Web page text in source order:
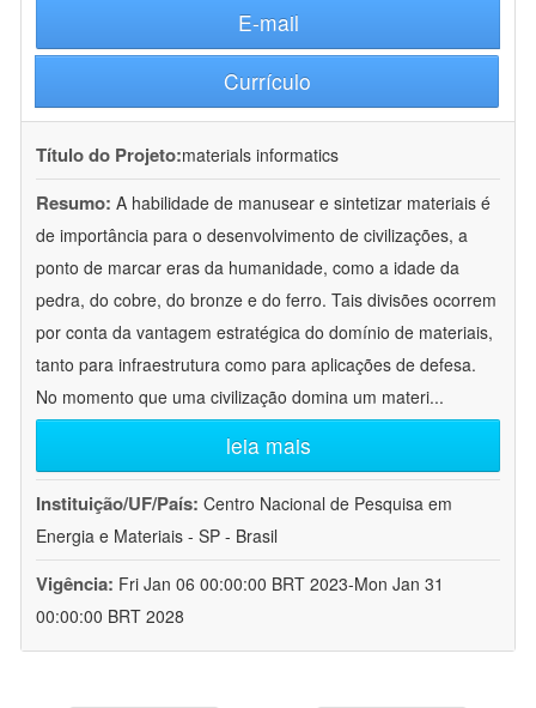
E-mail
Currículo
Título do Projeto:materials informatics
Resumo: A habilidade de manusear e sintetizar materiais é
de importância para o desenvolvimento de civilizações, a
ponto de marcar eras da humanidade, como a idade da
pedra, do cobre, do bronze e do ferro. Tais divisões ocorrem
por conta da vantagem estratégica do domínio de materiais,
tanto para infraestrutura como para aplicações de defesa.
No momento que uma civilização domina um materi...
leia mais
Instituição/UF/País: Centro Nacional de Pesquisa em
Energia e Materiais - SP - Brasil
Vigência: Fri Jan 06 00:00:00 BRT 2023-Mon Jan 31
00:00:00 BRT 2028